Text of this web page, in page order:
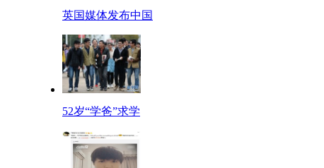
英国媒体发布中国
52岁“学爸”求学